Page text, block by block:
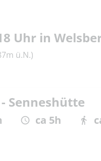
Uhr in
ü.N.)
Senneshütte
ca 5h